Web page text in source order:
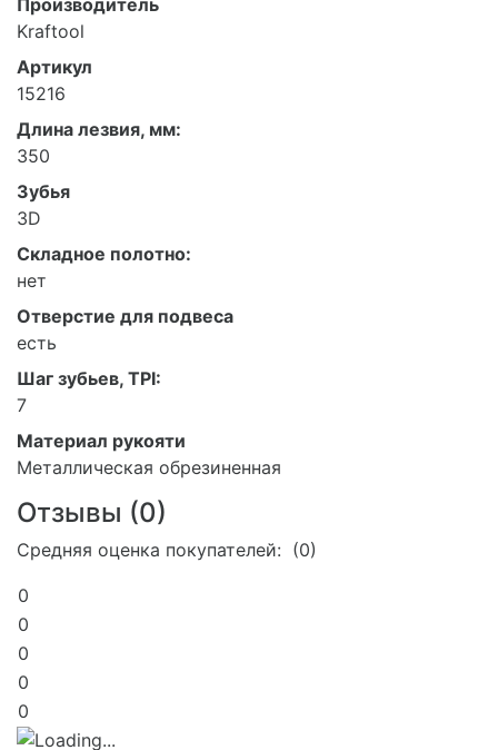
Kraftool
Артикул
15216
Длина лезвия, мм:
350
Зубья
3D
Складное полотно:
нет
Отверстие для подвеса
есть
Шаг зубьев, TPI:
7
Материал рукояти
Металлическая обрезиненная
Отзывы (0)
Средняя оценка покупателей: (0)
0
0
0
0
0